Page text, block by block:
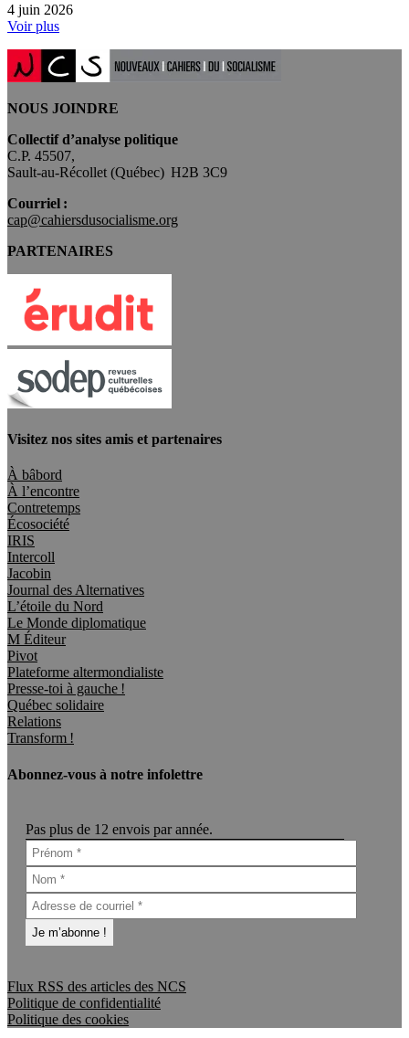
4 juin 2026
Voir plus
NOUS JOINDRE
Collectif d’analyse politique
C.P. 45507,
Sault-au-Récollet (Québec) H2B 3C9
Courriel :
cap@cahiersdusocialisme.org
PARTENAIRES
Visitez nos sites amis et partenaires
À bâbord
À l’encontre
Contretemps
Écosociété
IRIS
Intercoll
Jacobin
Journal des Alternatives
L’étoile du Nord
Le Monde diplomatique
M Éditeur
Pivot
Plateforme altermondialiste
Presse-toi à gauche !
Québec solidaire
Relations
Transform !
Abonnez-vous à notre infolettre
Pas plus de 12 envois par année.
Flux RSS des articles des NCS
Politique de confidentialité
Politique des cookies